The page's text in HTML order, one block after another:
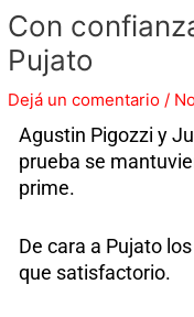
Con
Pujato
Dejá un comentario /
Agustin Pigozzi y
prueba se
prime.
De cara a Pujato
que satisfactorio.